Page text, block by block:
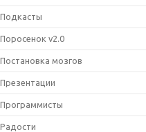
Подкасты
Поросенок v2.0
Постановка мозгов
Презентации
Программисты
Радости